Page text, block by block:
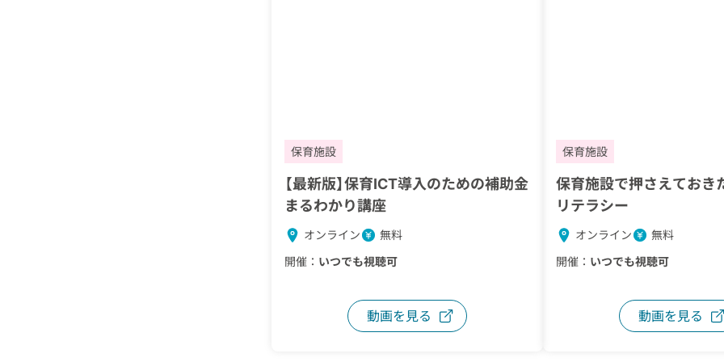
保育施設
【最新版】保育ICT導入のための補助金
まるわかり講座
オンライン
無料
開催： いつでも視聴可
動画を見る
保育施設
保育施設で押さえておき
リテラシー
オンライン
無料
開催： いつでも視聴可
動画を見る